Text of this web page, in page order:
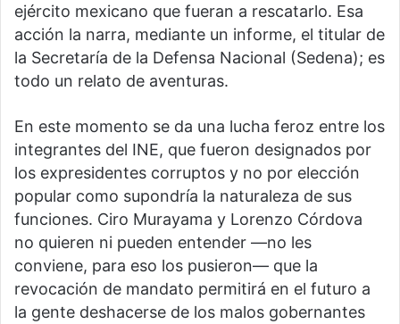
ejército mexicano que fueran a rescatarlo. Esa
acción la narra, mediante un informe, el titular de
la Secretaría de la Defensa Nacional (Sedena); es
todo un relato de aventuras.
En este momento se da una lucha feroz entre los
integrantes del INE, que fueron designados por
los expresidentes corruptos y no por elección
popular como supondría la naturaleza de sus
funciones. Ciro Murayama y Lorenzo Córdova
no quieren ni pueden entender —no les
conviene, para eso los pusieron— que la
revocación de mandato permitirá en el futuro a
la gente deshacerse de los malos gobernantes